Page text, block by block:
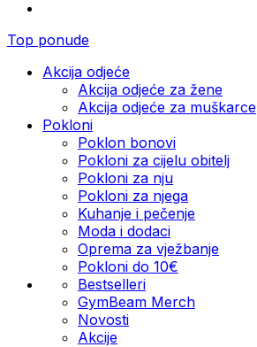
Top ponude
Akcija odjeće
Akcija odjeće za žene
Akcija odjeće za muškarce
Pokloni
Poklon bonovi
Pokloni za cijelu obitelj
Pokloni za nju
Pokloni za njega
Kuhanje i pečenje
Moda i dodaci
Oprema za vježbanje
Pokloni do 10€
Bestselleri
GymBeam Merch
Novosti
Akcije